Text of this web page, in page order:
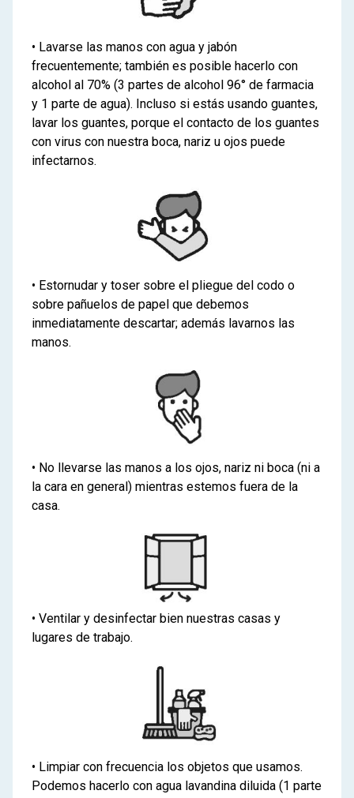
• Lavarse las manos con agua y jabón
frecuentemente; también es posible hacerlo con
alcohol al 70% (3 partes de alcohol 96° de farmacia
y 1 parte de agua). Incluso si estás usando guantes,
lavar los guantes, porque el contacto de los guantes
con virus con nuestra boca, nariz u ojos puede
infectarnos.
• Estornudar y toser sobre el pliegue del codo o
sobre pañuelos de papel que debemos
inmediatamente descartar; además lavarnos las
manos.
• No llevarse las manos a los ojos, nariz ni boca (ni a
la cara en general) mientras estemos fuera de la
casa.
• Ventilar y desinfectar bien nuestras casas y
lugares de trabajo.
• Limpiar con frecuencia los objetos que usamos.
Podemos hacerlo con agua lavandina diluida (1 parte